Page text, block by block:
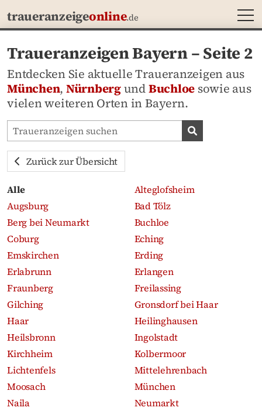
traueranzeigeonline.de
Traueranzeigen Bayern – Seite 2
Entdecken Sie aktuelle Traueranzeigen aus
München, NürnbergundBuchloe sowie aus
vielen weiteren Orten in Bayern.
Traueranzeigen-Portal durchsuchen
Zurück zur Übersicht
Alle
Alteglofsheim
Augsburg
Bad Tölz
Berg bei Neumarkt
Buchloe
Coburg
Eching
Emskirchen
Erding
Erlabrunn
Erlangen
Fraunberg
Freilassing
Gilching
Gronsdorf bei Haar
Haar
Heilinghausen
Heilsbronn
Ingolstadt
Kirchheim
Kolbermoor
Lichtenfels
Mittelehrenbach
Moosach
München
Naila
Neumarkt